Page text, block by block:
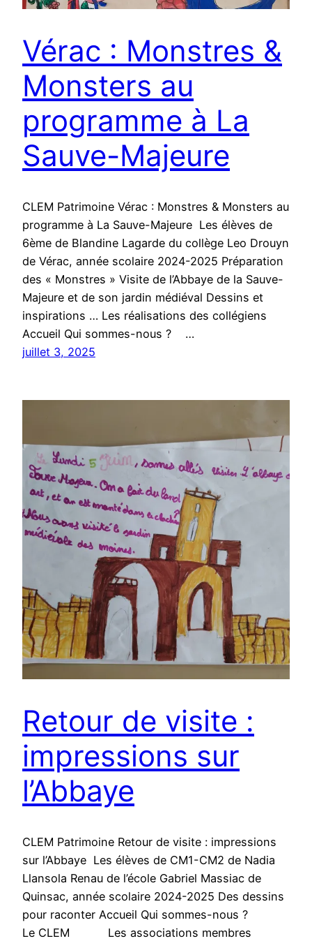
Vérac : Monstres &
Monsters au
programme à La
Sauve-Majeure
CLEM Patrimoine Vérac : Monstres & Monsters au
programme à La Sauve-Majeure Les élèves de
6ème de Blandine Lagarde du collège Leo Drouyn
de Vérac, année scolaire 2024-2025 Préparation
des « Monstres » Visite de l’Abbaye de la Sauve-
Majeure et de son jardin médiéval Dessins et
inspirations … Les réalisations des collégiens
Accueil Qui sommes-nous ? …
juillet 3, 2025
Retour de visite :
impressions sur
l’Abbaye
CLEM Patrimoine Retour de visite : impressions
sur l’Abbaye Les élèves de CM1-CM2 de Nadia
Llansola Renau de l’école Gabriel Massiac de
Quinsac, année scolaire 2024-2025 Des dessins
pour raconter Accueil Qui sommes-nous ?
Le CLEM Les associations membres